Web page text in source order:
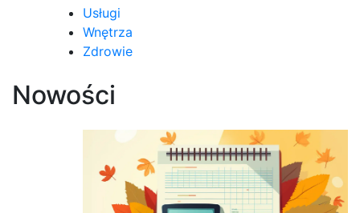
Usługi
Wnętrza
Zdrowie
Nowości